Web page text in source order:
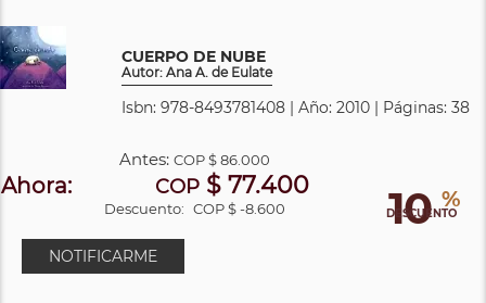
CUERPO DE NUBE
Autor: Ana A. de Eulate
Isbn: 978-8493781408 | Año: 2010 | Páginas: 38
10 %
DESCUENTO
Antes: COP$ 86.000
Ahora: COP $ 77.400
Descuento: COP $ -8.600
NOTIFICARME